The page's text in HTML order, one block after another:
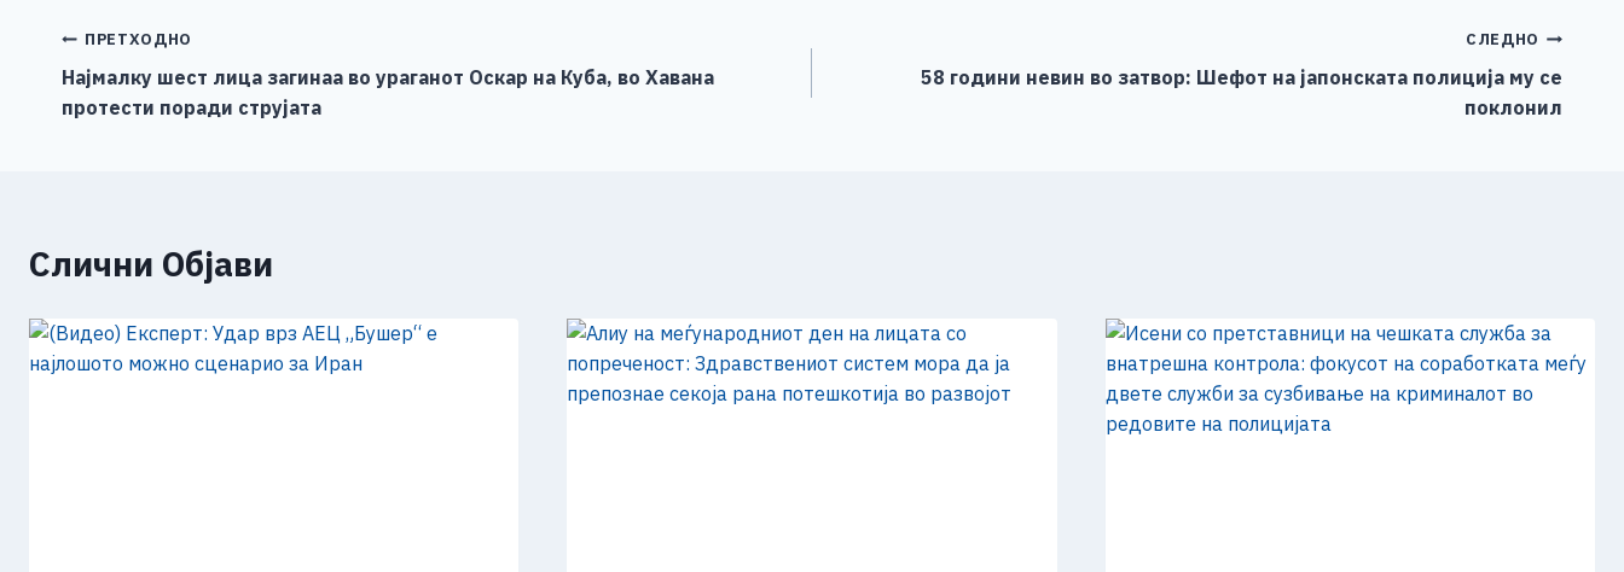
b
o
o
g
er
p n
Навигација
на
ПРЕТХОДНО
Најмалку шест лица загинаа во ураганот Оскар на Куба, во Хавана
протести поради струјата
СЛЕДНО
58 години невин во затвор: Шефот на јапонската полиција му се
поклонил
Слични Објави